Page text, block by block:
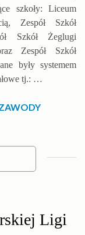
szkoły: Liceum
Zespół Szkół
Szkół Żeglugi
Zespół Szkół
były systemem
tj.: …
Ligi